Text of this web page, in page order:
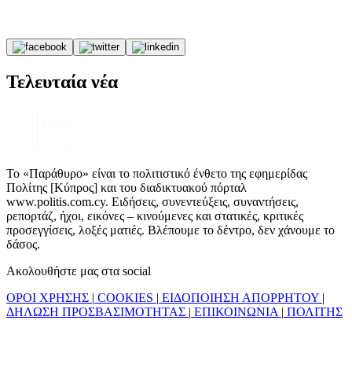
Τελευταία νέα
Το «Παράθυρο» είναι το πολιτιστικό ένθετο της εφημερίδας
Πολίτης [Κύπρος] και του διαδικτυακού πόρταλ
www.politis.com.cy. Ειδήσεις, συνεντεύξεις, συναντήσεις,
ρεπορτάζ, ήχοι, εικόνες – κινούμενες και στατικές, κριτικές
προσεγγίσεις, λοξές ματιές. Βλέπουμε το δέντρο, δεν χάνουμε το
δάσος.
Ακολουθήστε μας στα social
ΟΡΟΙ ΧΡΗΣΗΣ | COOKIES | ΕΙΔΟΠΟΙΗΣΗ ΑΠΟΡΡΗΤΟΥ |
ΔΗΛΩΣΗ ΠΡΟΣΒΑΣΙΜΟΤΗΤΑΣ | ΕΠΙΚΟΙΝΩΝΙΑ | ΠΟΛΙΤΗΣ